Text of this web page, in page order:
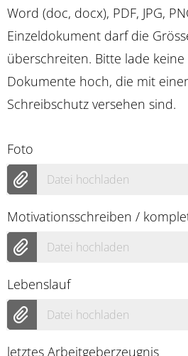
Word (doc, docx), PDF, JPG,
Einzeldokument darf die
überschreiten. Bitte lade
Dokumente hoch, die mit
Schreibschutz versehen sind.
Foto
Datei hochladen
Motivationsschreiben /
Datei hochladen
Lebenslauf
Datei hochladen
letztes Arbeitgeberzeugnis